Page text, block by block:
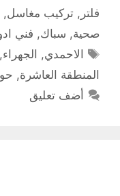
فلتر , تركيب مغاسل,
صحية, سباك, فني
الوسوم
الاحمدي, الجهراء,
المنطقة العاشرة,
أضف تعليق